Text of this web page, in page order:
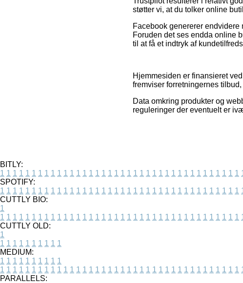
støtter vi, at du tolker online
Facebook genererer
Foruden det ses endda online
til at få et indtryk af
Hjemmesiden er finansieret
fremviser forretningernes
Data omkring produkter og
reguleringer der eventuelt er
BITLY:
1 1 1 1 1 1 1 1 1 1 1 1 1 1 1 1 1 1 1 1 1 1 1 1 1 1 1 1 1 1 1 1 1 1 1 1 1 1
SPOTIFY:
1 1 1 1 1 1 1 1 1 1 1 1 1 1 1 1 1 1 1 1 1 1 1 1 1 1 1 1 1 1 1 1 1 1 1 1 1 1
CUTTLY BIO:
1
1 1 1 1 1 1 1 1 1 1 1 1 1 1 1 1 1 1 1 1 1 1 1 1 1 1 1 1 1 1 1 1 1 1 1 1 1 1
CUTTLY OLD:
1
1 1 1 1 1 1 1 1 1 1
MEDIUM:
1 1 1 1 1 1 1 1 1 1
1 1 1 1 1 1 1 1 1 1 1 1 1 1 1 1 1 1 1 1 1 1 1 1 1 1 1 1 1 1 1 1 1 1 1 1 1 1
PARALLELS: